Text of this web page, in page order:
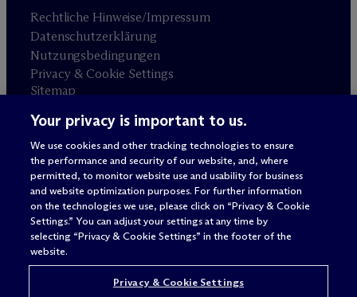
Rechtliche Hinweise/Impressum
Datenschutzerklärung
Nutzungsbedingungen
Privacy & Cookie Settings
Sitemap
Anwaltswerbung © 2026 M Dermott Will & Schulte
Your privacy is important to us.
We use cookies and other tracking technologies to ensure
the performance and security of our website, and, where
permitted, to monitor website use and usability for business
and website optimization purposes. For further information
on the technologies we use, please click on “Privacy & Cookie
Settings.” You can adjust your settings at any time by
selecting “Privacy & Cookie Settings” in the footer of the
website.
Privacy & Cookie Settings